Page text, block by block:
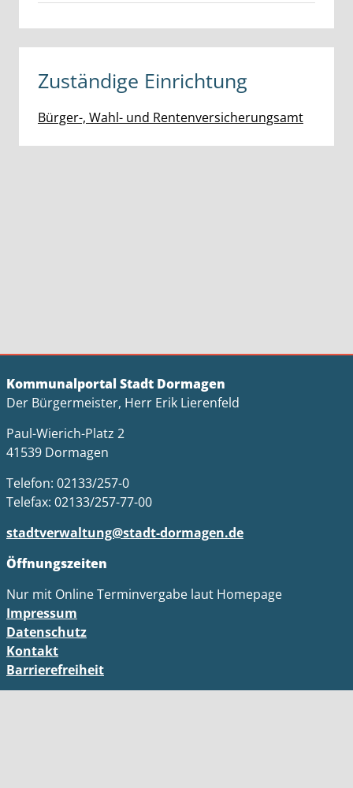
Zuständige Einrichtung
Bürger-, Wahl- und Rentenversicherungsamt
Kommunalportal Stadt Dormagen
Der Bürgermeister, Herr Erik Lierenfeld
Paul-Wierich-Platz 2
41539 Dormagen
Telefon: 02133/257-0
Telefax: 02133/257-77-00
stadtverwaltung@stadt-dormagen.de
Öffnungszeiten
Nur mit Online Terminvergabe laut Homepage
Impressum
Datenschutz
Kontakt
Barrierefreiheit